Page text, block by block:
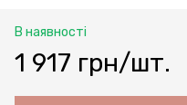
В наявності
1 917 грн/шт.